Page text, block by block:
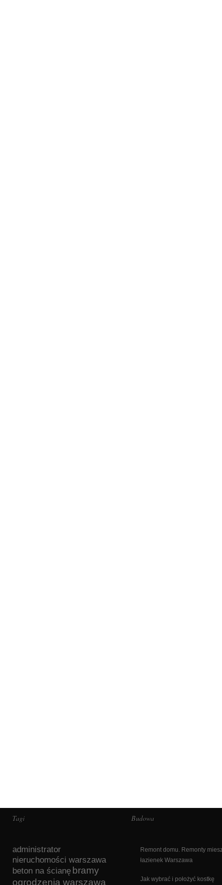
Tagi
administrator
nieruchomości warszawa
beton na ścianę bramy
ogrodzenia warszawa
Budowa
Remont domu. Remonty
łazienek Warszawa
Jak wybrać i położyć kostkę